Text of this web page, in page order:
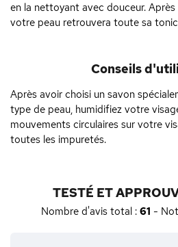
en la nettoyant avec douceur.
votre peau retrouvera toute sa
Conseils
Après avoir choisi un savon
type de peau, humidifiez votre
mouvements circulaires sur votre
toutes les impuretés.
TESTÉ ET
Nombre d'avis total : 61 -